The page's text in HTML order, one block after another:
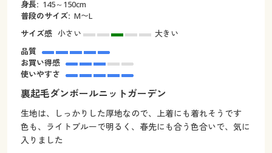
身長: 145～150cm
普段のサイズ: M〜L
サイズ感 小さい
大きい
品質
お買い得感
使いやすさ
裏起毛ダンボールニットガーデン
生地は、しっかりした厚地なので、上着にも着れそうです
色も、ライトブルーで明るく、春先にも合う色合いで、気に
入りました